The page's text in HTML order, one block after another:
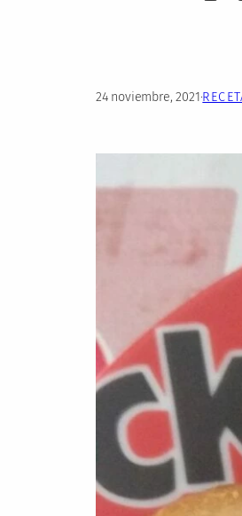
24 noviembre, 2021·